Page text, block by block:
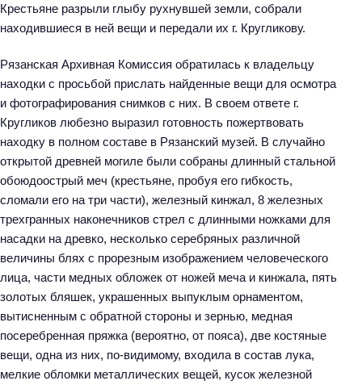
Крестьяне разрыли глыбу рухнувшей земли, собрали
находившиеся в ней вещи и передали их г. Кругликову.
Рязанская Архивная Комиссия обратилась к владельцу
находки с просьбой прислать найденные вещи для осмотра
и фотографирования снимков с них. В своем ответе г.
Кругликов любезно выразил готовность пожертвовать
находку в полном составе в Рязанский музей. В случайно
открытой древней могиле были собраны длинный стальной
обоюдоострый меч (крестьяне, пробуя его гибкость,
сломали его на три части), железный кинжал, 8 железных
трехгранных наконечников стрел с длинными ножками для
насадки на древко, несколько серебряных различной
величины блях с прорезным изображением человеческого
лица, части медных обложек от ножей меча и кинжала, пять
золотых бляшек, украшенных выпуклым орнаментом,
вытисненным с обратной стороны и зернью, медная
посеребренная пряжка (вероятно, от пояса), две костяные
вещи, одна из них, по-видимому, входила в состав лука,
мелкие обломки металлических вещей, кусок железной